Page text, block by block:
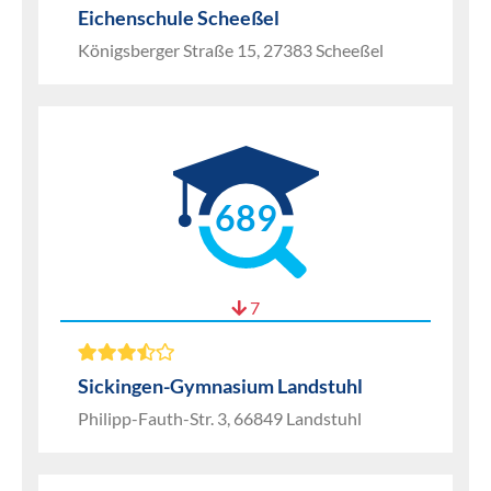
Eichenschule Scheeßel
Königsberger Straße 15, 27383 Scheeßel
689
7
Sickingen-Gymnasium Landstuhl
Philipp-Fauth-Str. 3, 66849 Landstuhl